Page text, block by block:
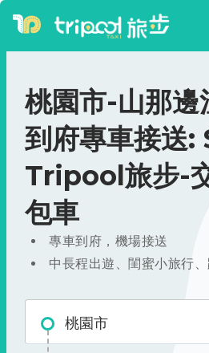
桃園市-山那邊
到府專車接送:
Tripool旅步-
包車
專車到府，機場接送
中長程出遊、閨蜜小旅行
桃園市